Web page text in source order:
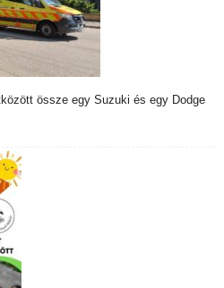
össze egy Suzuki és egy Dodge